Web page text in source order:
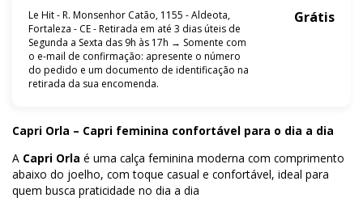
Le Hit - R. Monsenhor Catão, 1155 - Aldeota,
Fortaleza - CE - Retirada em até 3 dias úteis de
Segunda a Sexta das 9h às 17h → Somente com
o e-mail de confirmação: apresente o número
do pedido e um documento de identificação na
retirada da sua encomenda.
Grátis
Capri Orla – Capri feminina confortável para o dia a dia
A Capri Orla é uma calça feminina moderna com comprimento
abaixo do joelho, com toque casual e confortável, ideal para
quem busca praticidade no dia a dia